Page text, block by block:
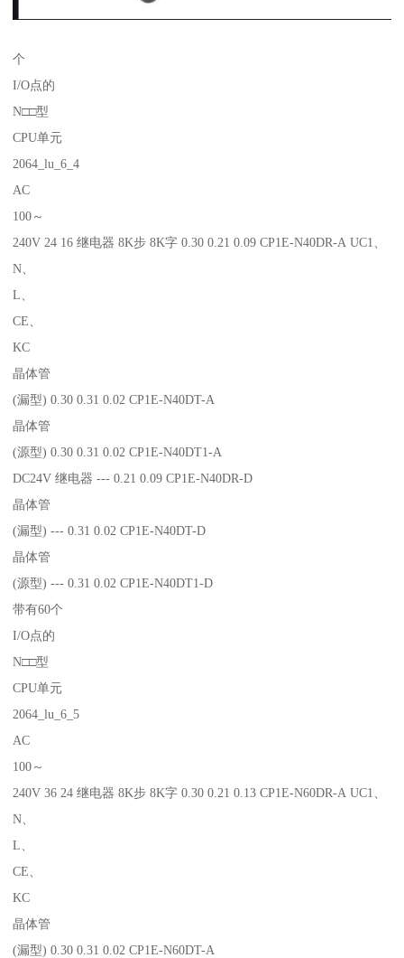
个
I/O点的
N□□型
CPU单元
2064_lu_6_4
AC
100～
240V 24 16 继电器 8K步 8K字 0.30 0.21 0.09 CP1E-N40DR-A UC1、
N、
L、
CE、
KC
晶体管
(漏型) 0.30 0.31 0.02 CP1E-N40DT-A
晶体管
(源型) 0.30 0.31 0.02 CP1E-N40DT1-A
DC24V 继电器 --- 0.21 0.09 CP1E-N40DR-D
晶体管
(漏型) --- 0.31 0.02 CP1E-N40DT-D
晶体管
(源型) --- 0.31 0.02 CP1E-N40DT1-D
带有60个
I/O点的
N□□型
CPU单元
2064_lu_6_5
AC
100～
240V 36 24 继电器 8K步 8K字 0.30 0.21 0.13 CP1E-N60DR-A UC1、
N、
L、
CE、
KC
晶体管
(漏型) 0.30 0.31 0.02 CP1E-N60DT-A